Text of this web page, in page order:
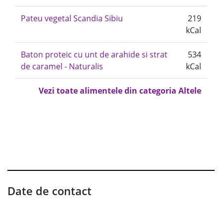
Pateu vegetal Scandia Sibiu
219
kCal
Baton proteic cu unt de arahide si strat
de caramel - Naturalis
534
kCal
Vezi toate alimentele din categoria Altele
Date de contact